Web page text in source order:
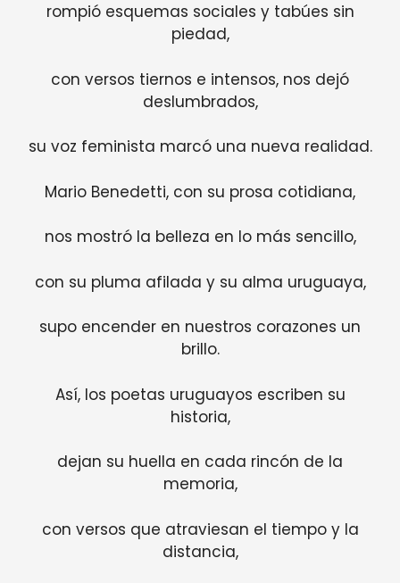
rompió esquemas sociales y tabúes sin
piedad,
con versos tiernos e intensos, nos dejó
deslumbrados,
su voz feminista marcó una nueva realidad.
Mario Benedetti, con su prosa cotidiana,
nos mostró la belleza en lo más sencillo,
con su pluma afilada y su alma uruguaya,
supo encender en nuestros corazones un
brillo.
Así, los poetas uruguayos escriben su
historia,
dejan su huella en cada rincón de la
memoria,
con versos que atraviesan el tiempo y la
distancia,